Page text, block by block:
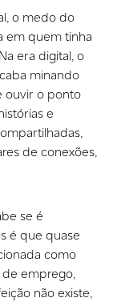
o medo do
em quem tinha
era digital, o
minando
ouvir o ponto
e
de conexões,
se é
é que quase
como
de emprego,
não existe,